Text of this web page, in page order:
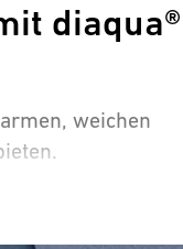
diaqua®
weichen